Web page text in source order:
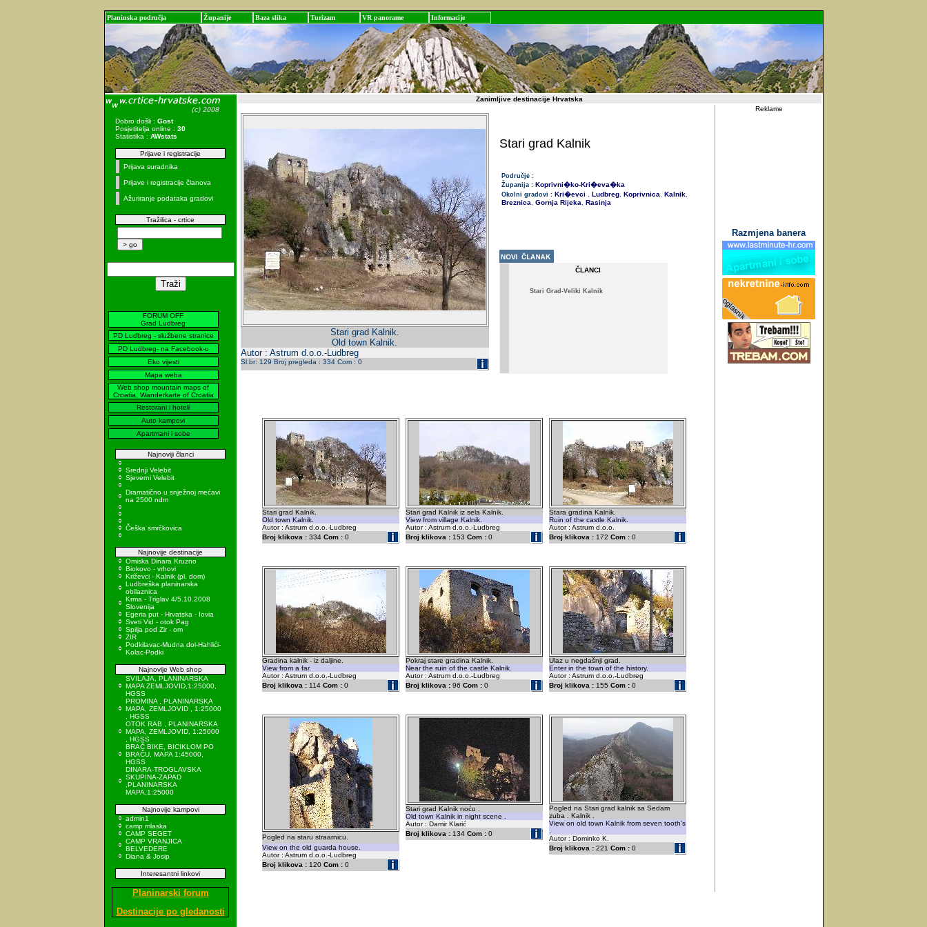
Planinska područja Županije Baza slika Turizam VR panorame Informacije
Dobro došli : Gost
Posjetitelja online : 30
Statistika : AWstats
Prijave i registracije
Prijava suradnika
Prijave i registracije članova
Ažuriranje podataka gradovi
Tražilica - crtice
FORUM OFF
Grad Ludbreg
PD Ludbreg - službene stranice
PD Ludbreg- na Facebook-u
Eko vijesti
Mapa weba
Web shop mountain maps of
Croatia, Wanderkarte of Croatia
Restorani i hoteli
Auto kampovi
Apartmani i sobe
Najnoviji članci
Srednji Velebit
Sjeverni Velebit
Dramatično u snježnoj mećavi
na 2500 ndm
Češka smrčkovica
Najnovije destinacije
Omiska Dinara Kruzno
Biokovo - vrhovi
Križevci - Kalnik (pl. dom)
Ludbreška planinarska
obilaznica
Krma - Triglav 4/5.10.2008
Slovenija
Egeria put - Hrvatska - Iovia
Sveti Vid - otok Pag
Spilja pod Zir - om
ZIR
Podkilavac-Mudna dol-Hahlići-
Kolac-Podki
Najnovije Web shop
SVILAJA, PLANINARSKA
MAPA ZEMLJOVID,1:25000,
HGSS
PROMINA , PLANINARSKA
MAPA, ZEMLJOVID , 1:25000
, HGSS
OTOK RAB , PLANINARSKA
MAPA, ZEMLJOVID, 1:25000
, HGSS
BRAČ BIKE, BICIKLOM PO
BRAČU, MAPA 1:45000,
HGSS
DINARA-TROGLAVSKA
SKUPINA-ZAPAD
,PLANINARSKA
MAPA,1:25000
Najnovije kampovi
admin1
camp mlaska
CAMP SEGET
CAMP VRANJICA
BELVEDERE
Diana & Josip
Interesantni linkovi
Planinarski forum
Destinacije po gledanosti
Zanimljive destinacije Hrvatska
Stari grad Kalnik.
Old town Kalnik.
Autor : Astrum d.o.o.-Ludbreg
Sl.br: 129 Broj pregleda : 334 Com : 0
Stari grad Kalnik
Područje :
Županija : Koprivni�ko-Kri�eva�ka
Okolni gradovi : Kri�evci , Ludbreg, Koprivnica, Kalnik,
Breznica, Gornja Rijeka, Rasinja
ČLANCI
Stari Grad-Veliki Kalnik
Stari grad Kalnik.
Old town Kalnik.
Autor : Astrum d.o.o.-Ludbreg
Broj klikova : 334 Com : 0
Stari grad Kalnik iz sela Kalnik.
View from village Kalnik.
Autor : Astrum d.o.o.-Ludbreg
Broj klikova : 153 Com : 0
Stara gradina Kalnik.
Ruin of the castle Kalnik.
Autor : Astrum d.o.o.
Broj klikova : 172 Com : 0
Gradina kalnik - iz daljine.
View from a far.
Autor : Astrum d.o.o.-Ludbreg
Broj klikova : 114 Com : 0
Pokraj stare gradina Kalnik.
Near the ruin of the castle Kalnik.
Autor : Astrum d.o.o.-Ludbreg
Broj klikova : 96 Com : 0
Ulaz u negdašnji grad.
Enter in the town of the history.
Autor : Astrum d.o.o.-Ludbreg
Broj klikova : 155 Com : 0
Pogled na staru straarnicu.
View on the old guarda house.
Autor : Astrum d.o.o.-Ludbreg
Broj klikova : 120 Com : 0
Stari grad Kalnik noću .
Old town Kalnik in night scene .
Autor : Damir Klarić
Broj klikova : 134 Com : 0
Pogled na Stari grad kalnik sa Sedam
zuba . Kalnik .
View on old town Kalnik from seven tooth's
Autor : Dominko K.
Broj klikova : 221 Com : 0
Reklame
Razmjena banera